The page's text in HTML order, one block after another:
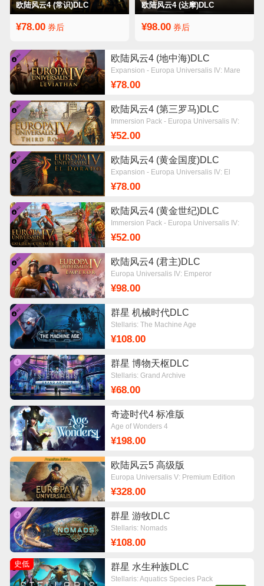
欧陆风云4 (常识)DLC
¥78.00券后
欧陆风云4 (达摩)DLC
¥98.00券后
欧陆风云4 (地中海)DLC
Expansion - Europa Universalis IV: Mare
¥78.00
欧陆风云4 (第三罗马)DLC
Immersion Pack - Europa Universalis IV:
¥52.00
欧陆风云4 (黄金国度)DLC
Expansion - Europa Universalis IV: El
¥78.00
欧陆风云4 (黄金世纪)DLC
Immersion Pack - Europa Universalis IV:
¥52.00
欧陆风云4 (君主)DLC
Europa Universalis IV: Emperor
¥98.00
群星 机械时代DLC
Stellaris: The Machine Age
¥108.00
群星 博物天枢DLC
Stellaris: Grand Archive
¥68.00
奇迹时代4 标准版
Age of Wonders 4
¥198.00
欧陆风云5 高级版
Europa Universalis V: Premium Edition
¥328.00
群星 游牧DLC
Stellaris: Nomads
¥108.00
史低 群星 水生种族DLC
Stellaris: Aquatics Species Pack